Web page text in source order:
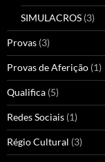
SIMULACROS (3)
Provas (3)
Provas de Aferição (1)
Qualifica (5)
Redes Sociais (1)
Régio Cultural (3)